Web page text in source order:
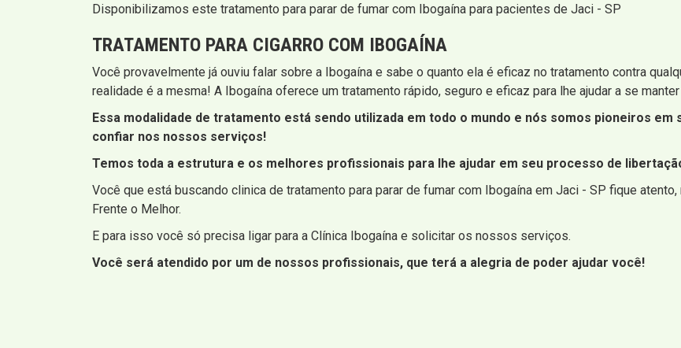
Disponibilizamos este tratamento para parar de fumar com Ibogaína para pacientes de Jaci - SP
TRATAMENTO PARA CIGARRO COM IBOGAÍNA
Você provavelmente já ouviu falar sobre a Ibogaína e sabe o quanto ela é eficaz no tratamento contra
realidade é a mesma! A Ibogaína oferece um tratamento rápido, seguro e eficaz para lhe ajudar a se
Essa modalidade de tratamento está sendo utilizada em todo o mundo e nós somos pioneiros
confiar nos nossos serviços!
Temos toda a estrutura e os melhores profissionais para lhe ajudar em seu processo de
Você que está buscando clinica de tratamento para parar de fumar com Ibogaína em Jaci - SP fique
Frente o Melhor.
E para isso você só precisa ligar para a Clínica Ibogaína e solicitar os nossos serviços.
Você será atendido por um de nossos profissionais, que terá a alegria de poder ajudar você!